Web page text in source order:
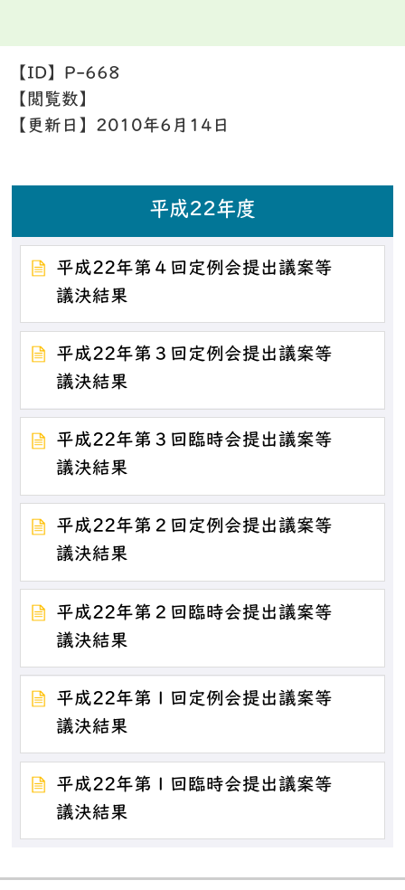
【ID】 P-668
【閲覧数】
【更新日】 2010年6月14日
平成22年度
平成22年第４回定例会提出議案等
議決結果
平成22年第３回定例会提出議案等
議決結果
平成22年第３回臨時会提出議案等
議決結果
平成22年第２回定例会提出議案等
議決結果
平成22年第２回臨時会提出議案等
議決結果
平成22年第１回定例会提出議案等
議決結果
平成22年第１回臨時会提出議案等
議決結果